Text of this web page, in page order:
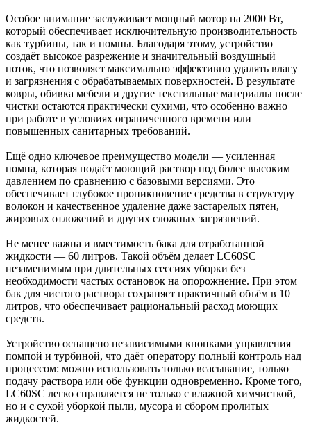
Особое внимание заслуживает мощный мотор на 2000 Вт,
который обеспечивает исключительную производительность
как турбины, так и помпы. Благодаря этому, устройство
создаёт высокое разрежение и значительный воздушный
поток, что позволяет максимально эффективно удалять влагу
и загрязнения с обрабатываемых поверхностей. В результате
ковры, обивка мебели и другие текстильные материалы после
чистки остаются практически сухими, что особенно важно
при работе в условиях ограниченного времени или
повышенных санитарных требований.
Ещё одно ключевое преимущество модели — усиленная
помпа, которая подаёт моющий раствор под более высоким
давлением по сравнению с базовыми версиями. Это
обеспечивает глубокое проникновение средства в структуру
волокон и качественное удаление даже застарелых пятен,
жировых отложений и других сложных загрязнений.
Не менее важна и вместимость бака для отработанной
жидкости — 60 литров. Такой объём делает LC60SC
незаменимым при длительных сессиях уборки без
необходимости частых остановок на опорожнение. При этом
бак для чистого раствора сохраняет практичный объём в 10
литров, что обеспечивает рациональный расход моющих
средств.
Устройство оснащено независимыми кнопками управления
помпой и турбиной, что даёт оператору полный контроль над
процессом: можно использовать только всасывание, только
подачу раствора или обе функции одновременно. Кроме того,
LC60SC легко справляется не только с влажной химчисткой,
но и с сухой уборкой пыли, мусора и сбором пролитых
жидкостей.